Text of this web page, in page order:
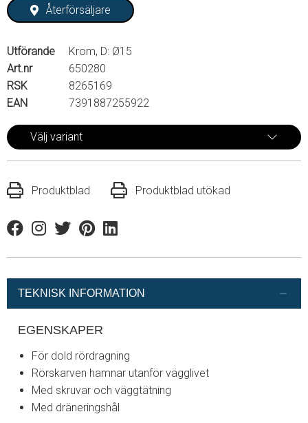
Återförsäljare
Utförande
Krom, D: Ø15
Art.nr
650280
RSK
8265169
EAN
7391887255922
Välj variant
Produktblad Produktblad utökad
FacebookInstagram
TwitterPinterestLinkedin
TEKNISK INFORMATION
EGENSKAPER
För dold rördragning
Rörskarven hamnar utanför vägglivet
Med skruvar och väggtätning
Med dräneringshål